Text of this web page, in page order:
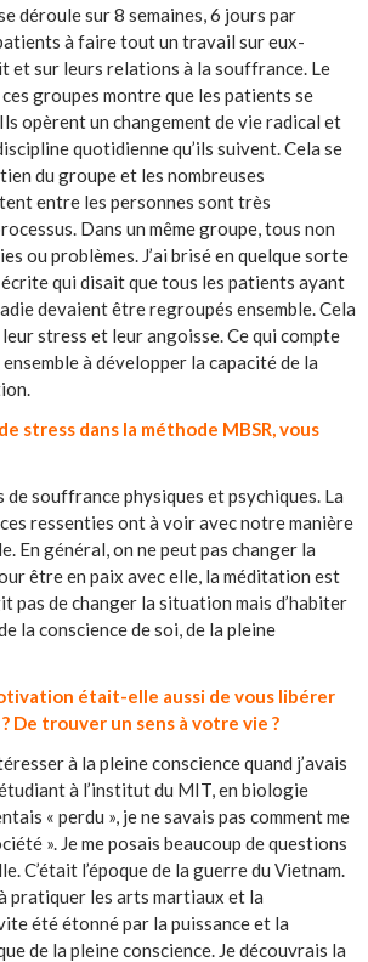
déroule sur 8 semaines, 6 jours par
à faire tout un travail sur eux-
et sur leurs relations à la souffrance. Le
groupes montre que les patients se
opèrent un changement de vie radical et
quotidienne qu’ils suivent. Cela se
du groupe et les nombreuses
entre les personnes sont très
Dans un même groupe, tous non
ou problèmes. J’ai brisé en quelque sorte
qui disait que tous les patients ayant
devaient être regroupés ensemble. Cela
stress et leur angoisse. Ce qui compte
à développer la capacité de la
stress dans la méthode MBSR, vous
souffrance physiques et psychiques. La
ressenties ont à voir avec notre manière
En général, on ne peut pas changer la
être en paix avec elle, la méditation est
pas de changer la situation mais d’habiter
la conscience de soi, de la pleine
était-elle aussi de vous libérer
De trouver un sens à votre vie ?
à la pleine conscience quand j’avais
à l’institut du MIT, en biologie
« perdu », je ne savais pas comment me
». Je me posais beaucoup de questions
C’était l’époque de la guerre du Vietnam.
à pratiquer les arts martiaux et la
été étonné par la puissance et la
de la pleine conscience. Je découvrais la